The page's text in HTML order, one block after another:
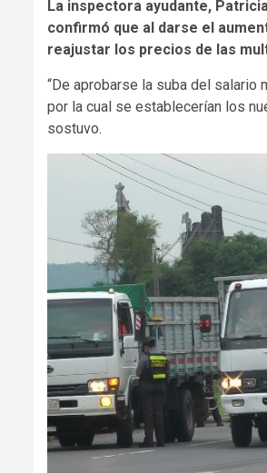
La inspectora ayudante,
confirmó que al darse el
reajustar los precios de las
“De aprobarse la suba del
por la cual se establecerían los
sostuvo.